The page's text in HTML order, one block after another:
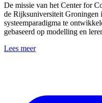
De missie van het Center for
de Rijksuniversiteit Groningen
systeemparadigma te
gebaseerd op modelling en
Lees meer